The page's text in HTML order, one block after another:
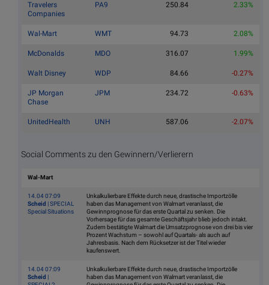
Travelers
Companies
PA9 250.84 2.33%
Wal-Mart WMT 94.73 2.08%
McDonalds MDO 316.07 1.99%
Walt Disney WDP 84.66 -0.27%
JP Morgan
Chase
JPM 234.72 -0.63%
UnitedHealth UNH 587.06 -2.07%
Social Comments zu den Gewinnern/Verlierern
Wal-Mart
14.04 07:09
Scheid | SPECIAL
Special Situations
Unkalkulierbare Effekte durch neue, drastische Importzölle
haben das Management von Walmart veranlasst, die
Gewinnprognose für das erste Quartal zu senken. Die
Vorhersage für das gesamte Geschäftsjahr blieb jedoch intakt.
Zudem bestätigte Walmart die Umsatzprognose von drei bis vier
Prozent Wachstum – sowohl auf Quartals- als auch auf
Jahresbasis. Nach dem Rücksetzer ist der Titel wieder
kaufenswert.
14.04 07:09
Scheid |
Unkalkulierbare Effekte durch neue, drastische Importzölle
haben das Management von Walmart veranlasst, die